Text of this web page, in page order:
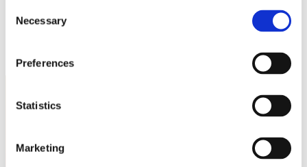
Selection
Necessary
Preferences
Statistics
MarketingItalia Viva - Napoli Casoria